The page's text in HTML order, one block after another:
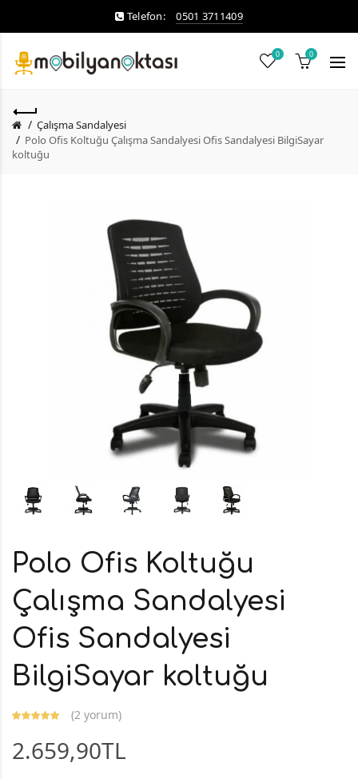
Telefon: 0501 3711409
0 0
Çalışma Sandalyesi
Polo Ofis Koltuğu Çalışma Sandalyesi Ofis Sandalyesi BilgiSayar
koltuğu
Polo Ofis Koltuğu
Çalışma Sandalyesi
Ofis Sandalyesi
BilgiSayar koltuğu
(2 yorum)
2.659,90TL